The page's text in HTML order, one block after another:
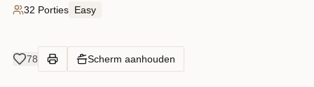
begin.
32 Porties Easy
78 Scherm aanhouden